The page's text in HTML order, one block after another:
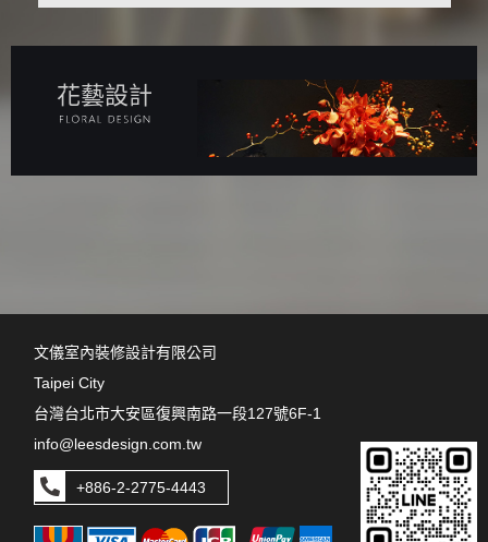
花藝設計
文儀室內裝修設計有限公司
Taipei City
台灣台北市大安區復興南路一段127號6F-1
info@leesdesign.com.tw
+886-2-2775-4443